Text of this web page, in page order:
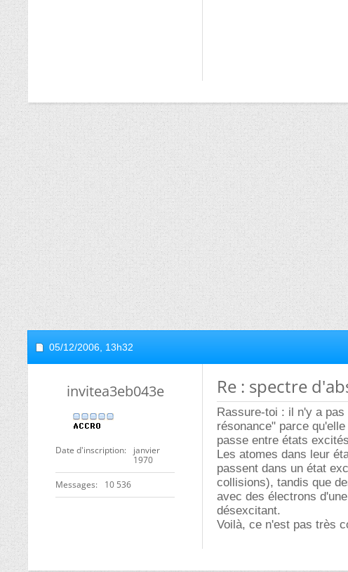
05/12/2006, 13h32
invitea3eb043e
Date d'inscription
janvier
1970
Messages 10 536
Re : spectre
Rassure-toi : il n'y a
résonance" parce
passe entre états
Les atomes dans leur
passent dans un état
collisions), tandis que
avec des électrons
désexcitant.
Voilà, ce n'est pas très